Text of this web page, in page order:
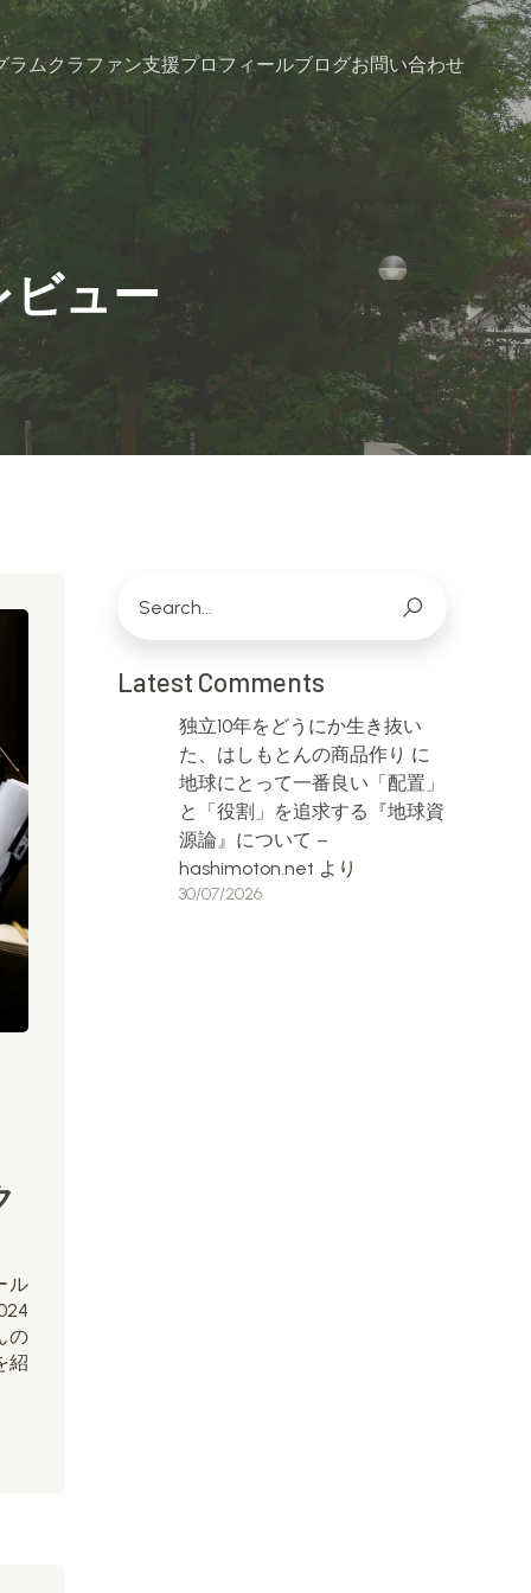
ラムクラファン支援プロフィールブログお問い合わせ
ビュー
ル
の
紹
Latest Comments
独立10年をどうにか生き抜い
た、はしもとんの商品作り に
地球にとって一番良い「配置」
と「役割」を追求する『地球資
源論』について –
hashimoton.net より
30/07/2026